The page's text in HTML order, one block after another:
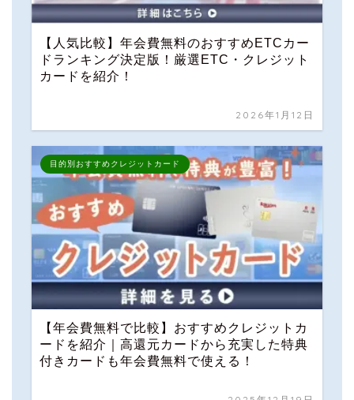
【人気比較】年会費無料のおすすめETCカー
ドランキング決定版！厳選ETC・クレジット
カードを紹介！
2026年1月12日
目的別おすすめクレジットカード
【年会費無料で比較】おすすめクレジットカ
ードを紹介｜高還元カードから充実した特典
付きカードも年会費無料で使える！